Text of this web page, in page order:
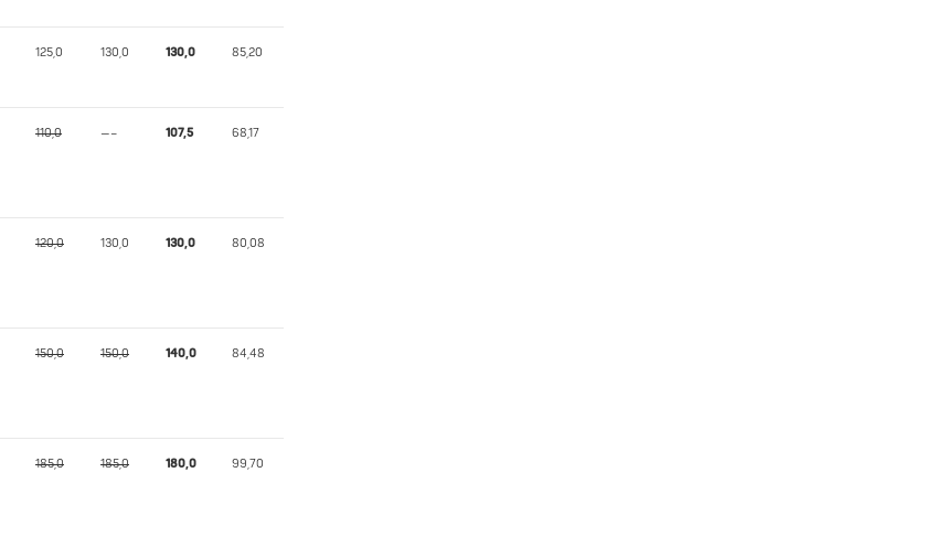
125,0 130,0 130,0 85,20
110,0 —– 107,5 68,17
120,0 130,0 130,0 80,08
150,0 150,0 140,0 84,48
185,0 185,0 180,0 99,70